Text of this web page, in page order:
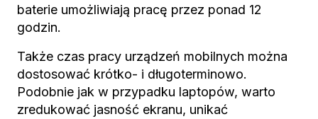
baterie umożliwiają pracę przez ponad 12
godzin.
Także czas pracy urządzeń mobilnych można
dostosować krótko- i długoterminowo.
Podobnie jak w przypadku laptopów, warto
zredukować jasność ekranu, unikać